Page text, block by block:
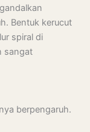
Bentuk kerucut
spiral di
sangat
berpengaruh.